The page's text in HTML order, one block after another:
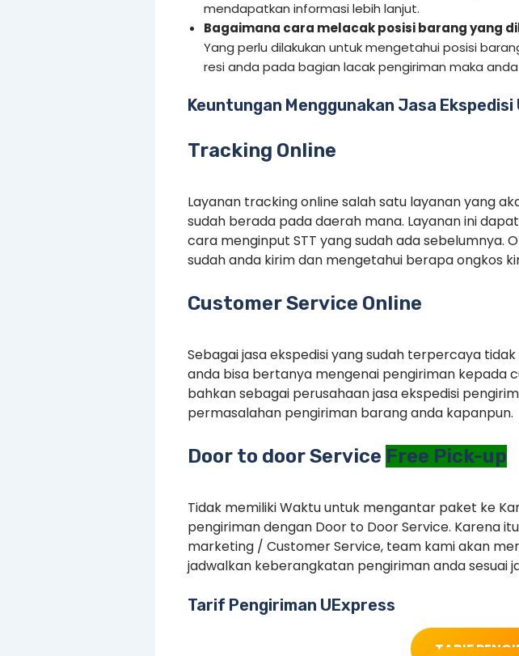
mendapatkan informasi lebih lanjut.
Bagaimana cara melacak posisi barang yang
Yang perlu dilakukan untuk mengetahui posisi
resi anda pada bagian lacak pengiriman maka
Keuntungan Menggunakan Jasa Ekspedisi
Tracking Online
Layanan tracking online salah satu layanan yang
sudah berada pada daerah mana. Layanan ini
cara menginput STT yang sudah ada
sudah anda kirim dan mengetahui berapa ongkos
Customer Service Online
Sebagai jasa ekspedisi yang sudah terpercaya
anda bisa bertanya mengenai pengiriman kepada
bahkan sebagai perusahaan jasa ekspedisi
permasalahan pengiriman barang anda kapanpun.
Door to door Service Free Pick-up
Tidak memiliki Waktu untuk mengantar paket ke
pengiriman dengan Door to Door Service. Karena
marketing / Customer Service, team kami akan
jadwalkan keberangkatan pengiriman anda sesuai
Tarif Pengiriman UExpress
TARIF